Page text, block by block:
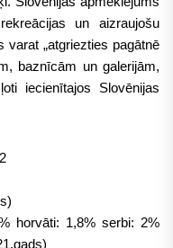
un aizraujošu
„atgriezties pagātnē
baznīcām un galerijām,
iecienītajos Slovēnijas
horvāti: 1,8% serbi: 2%